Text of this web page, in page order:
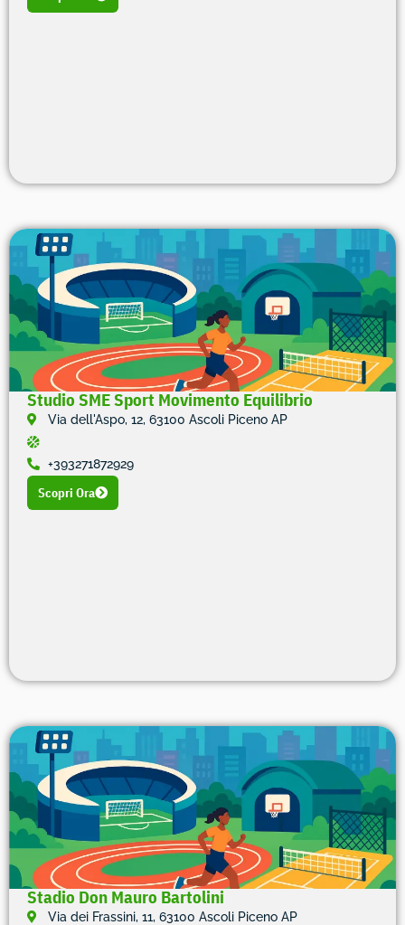
Studio SME Sport Movimento Equilibrio
Via dell'Aspo, 12, 63100 Ascoli Piceno AP
+393271872929
Scopri Ora
Stadio Don Mauro Bartolini
Via dei Frassini, 11, 63100 Ascoli Piceno AP